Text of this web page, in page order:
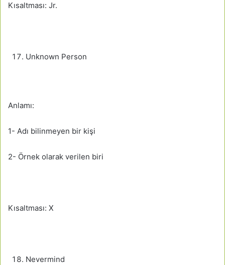
Kısaltması: Jr.
Unknown Person
Anlamı:
1- Adı bilinmeyen bir kişi
2- Örnek olarak verilen biri
Kısaltması: X
Nevermind